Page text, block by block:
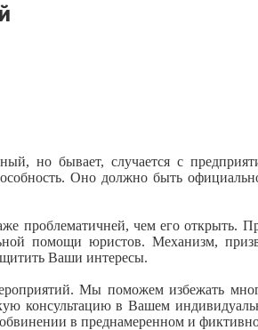
но бывает, случается с
Оно должно быть
проблематичней, чем его открыть.
помощи юристов. Механизм,
Ваши интересы.
Мы поможем избежать
консультацию в Вашем
в преднамеренном и